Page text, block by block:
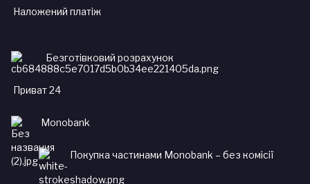
Наложений платіж
Безготівковий розрахунок
Приват 24
Monobank
Покупка частинами Monobank – без комісії